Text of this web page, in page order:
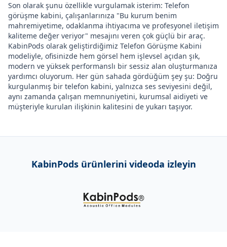
Son olarak şunu özellikle vurgulamak isterim: Telefon
görüşme kabini, çalışanlarınıza "Bu kurum benim
mahremiyetime, odaklanma ihtiyacıma ve profesyonel iletişim
kaliteme değer veriyor" mesajını veren çok güçlü bir araç.
KabinPods olarak geliştirdiğimiz Telefon Görüşme Kabini
modeliyle, ofisinizde hem görsel hem işlevsel açıdan şık,
modern ve yüksek performanslı bir sessiz alan oluşturmanıza
yardımcı oluyorum. Her gün sahada gördüğüm şey şu: Doğru
kurgulanmış bir telefon kabini, yalnızca ses seviyesini değil,
aynı zamanda çalışan memnuniyetini, kurumsal aidiyeti ve
müşteriyle kurulan ilişkinin kalitesini de yukarı taşıyor.
KabinPods ürünlerini videoda izleyin